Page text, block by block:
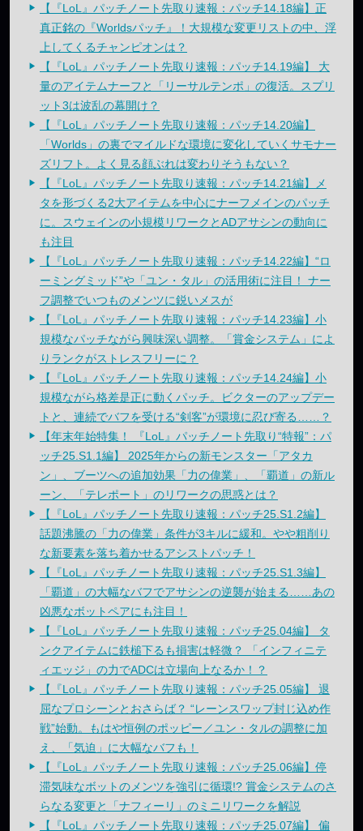
【『LoL』パッチノート先取り速報：パッチ14.18編】正
真正銘の『Worldsパッチ』！大規模な変更リストの中、浮
上してくるチャンピオンは？
【『LoL』パッチノート先取り速報：パッチ14.19編】 大
量のアイテムナーフと「リーサルテンポ」の復活。スプリ
ット3は波乱の幕開け？
【『LoL』パッチノート先取り速報：パッチ14.20編】
「Worlds」の裏でマイルドな環境に変化していくサモナー
ズリフト。よく見る顔ぶれは変わりそうもない？
【『LoL』パッチノート先取り速報：パッチ14.21編】メ
タを形づくる2大アイテムを中心にナーフメインのパッチ
に。スウェインの小規模リワークとADアサシンの動向に
も注目
【『LoL』パッチノート先取り速報：パッチ14.22編】“ロ
ーミングミッド”や「ユン・タル」の活用術に注目！ ナー
フ調整でいつものメンツに鋭いメスが
【『LoL』パッチノート先取り速報：パッチ14.23編】小
規模なパッチながら興味深い調整。「賞金システム」によ
りランクがストレスフリーに？
【『LoL』パッチノート先取り速報：パッチ14.24編】小
規模ながら格差是正に動くパッチ。ビクターのアップデー
トと、連続でバフを受ける“剣客”が環境に忍び寄る……？
【年末年始特集！ 『LoL』パッチノート先取り“特報”：パ
ッチ25.S1.1編】 2025年からの新モンスター「アタカ
ン」、ブーツへの追加効果「力の偉業」、「覇道」の新ル
ーン、「テレポート」のリワークの思惑とは？
【『LoL』パッチノート先取り速報：パッチ25.S1.2編】
話題沸騰の「力の偉業」条件が3キルに緩和。やや粗削り
な新要素を落ち着かせるアシストパッチ！
【『LoL』パッチノート先取り速報：パッチ25.S1.3編】
「覇道」の大幅なバフでアサシンの逆襲が始まる……あの
凶悪なボットペアにも注目！
【『LoL』パッチノート先取り速報：パッチ25.04編】 タ
ンクアイテムに鉄槌下るも損害は軽微？ 「インフィニテ
ィエッジ」の力でADCは立場向上なるか！？
【『LoL』パッチノート先取り速報：パッチ25.05編】 退
屈なプロシーンとおさらば？ “レーンスワップ封じ込め作
戦”始動。もはや恒例のポッピー／ユン・タルの調整に加
え、「気迫」に大幅なバフも！
【『LoL』パッチノート先取り速報：パッチ25.06編】停
滞気味なボットのメンツを強引に循環!? 賞金システムのさ
らなる変更と「ナフィーリ」のミニリワークを解説
【『LoL』パッチノート先取り速報：パッチ25.07編】 偏